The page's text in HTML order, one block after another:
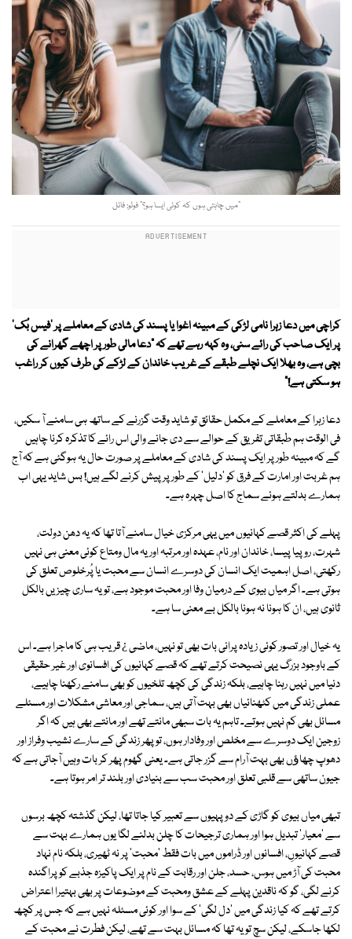
”میں چاہتی ہوں کہ کوئی ایسا ہو؟“ فوٹو: فائل
کراچی میں دعا زہرا نامی لڑکی کے مبینہ اغوا یا پسند کی شادی کے معاملے پر 'فیس بُک'
پر ایک صاحب کی رائے سنی، وہ کہہ رہے تھے کہ "دعا مالی طور پر اچھے گھرانے کی
بچی ہے، وہ بھلا ایک نچلے طبقے کے غریب خاندان کے لڑکے کی طرف کیوں کر راغب
ہو سکتی ہے!"
دعا زہرا کے معاملے کے مکمل حقائق تو شاید وقت گزرنے کے ساتھ ہی سامنے آ سکیں،
فی الوقت ہم طبقاتی تفریق کے حوالے سے دی جانے والی اس رائے کا تذکرہ کرنا چاہیں
گے کہ مبینہ طور پر ایک پسند کی شادی کے معاملے پر صورت حال یہ ہوگئی ہے کہ آج
ہم غربت اور امارت کے فرق کو 'دلیل' کے طور پر پیش کرنے لگے ہیں! بس شاید یہی اب
ہمارے بدلتے ہوئے سماج کا اصل چہرہ ہے۔
پہلے کی اکثر قصے کہانیوں میں یہی مرکزی خیال سامنے آتا تھا کہ یہ دھن دولت،
شہرت، روپیا پیسا، خاندان اور نام، عہدہ اور مرتبہ اور یہ مال ومتاع کوئی معنی ہی نہیں
رکھتی، اصل اہمیت ایک انسان کی دوسرے انسان سے محبت یا پُرخلوص تعلق کی
ہوتی ہے۔ اگر میاں بیوی کے درمیان وفا اور محبت موجود ہے، تو یہ ساری چیزیں بالکل
ثانوی ہیں، ان کا ہونا نہ ہونا بالکل بے معنی سا ہے۔
یہ خیال اور تصور کوئی زیادہ پرانی بات بھی تو نہیں، ماضی ¿ قریب ہی کا ماجرا ہے۔ اس
کے باوجود بزرگ یہی نصیحت کرتے تھے کہ قصے کہانیوں کی افسانوی اور غیر حقیقی
دنیا میں نہیں رہنا چاہیے، بلکہ زندگی کی کچھ تلخیوں کو بھی سامنے رکھنا چاہیے،
عملی زندگی میں کٹھنائیاں بھی بہت آتی ہیں، سماجی اور معاشی مشکلات اور مسئلے
مسائل بھی کم نہیں ہوتے۔ تاہم یہ بات سبھی مانتے تھے اور مانتے بھی ہیں کہ اگر
زوجین ایک دوسرے سے مخلص اور وفادار ہوں، تو پھر زندگی کے سارے نشیب وفراز اور
دھوپ چھاﺅں بھی بہت آرام سے گزر جاتی ہے۔ یعنی گھوم پھر کر بات وہیں آجاتی ہے کہ
جیون ساتھی سے قلبی تعلق اور محبت سب سے بنیادی اور بلند تر امر ہوتا ہے۔
تبھی میاں بیوی کو گاڑی کے دو پہیوں سے تعبیر کیا جاتا تھا، لیکن گذشتہ کچھ برسوں
سے 'معیار' تبدیل ہوا اور ہماری ترجیحات کا چلن بدلنے لگا یوں ہمارے بہت سے
قصے کہانیوںِ، افسانوں اور ڈراموں میں بات فقط 'محبت' پر نہ ٹھیری، بلکہ نام نہاد
محبت کی آڑ میں ہوس، حسد، جلن اور رقابت کے نام پر ایک پاکیزہ جذبے کو پراگندہ
کرنے لگی، گو کہ ناقدین پہلے کے عشق ومحبت کے موضوعات پر بھی بہتیرا اعتراض
کرتے تھے کہ کیا زندگی میں 'دل لگی' کے سوا اور کوئی مسئلہ نہیں ہے کہ جس پر کچھ
لکھا جاسکے، لیکن سچ تو یہ تھا کہ مسائل بہت سے تھے، لیکن فطرت نے محبت کے